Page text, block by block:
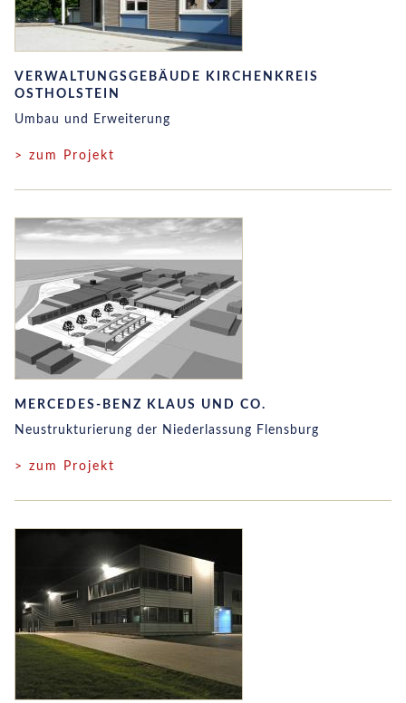
VERWALTUNGSGEBÄUDE KIRCHENKREIS
OSTHOLSTEIN
Umbau und Erweiterung
> zum Projekt
MERCEDES-BENZ KLAUS UND CO.
Neustrukturierung der Niederlassung Flensburg
> zum Projekt